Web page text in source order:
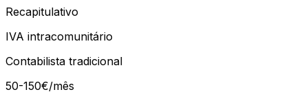
Recapitulativo
IVA intracomunitário
Contabilista tradicional
50-150€/mês